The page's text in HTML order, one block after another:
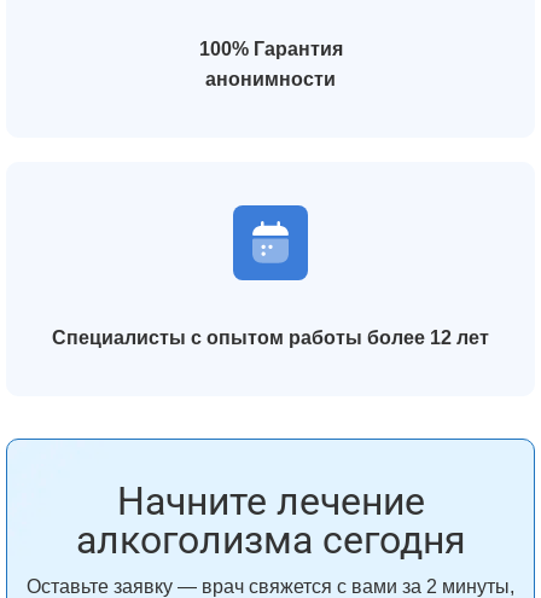
100% Гарантия
анонимности
Специалисты с опытом работы более 12 лет
Начните лечение
алкоголизма сегодня
Оставьте заявку — врач свяжется с вами за 2 минуты,